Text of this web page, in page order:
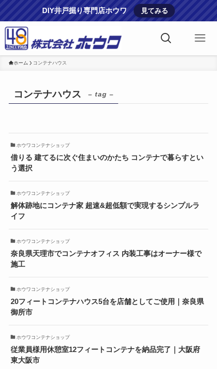
DIY井戸掘り専門店ホウワ 見てみる
ホーム コンテナハウス
コンテナハウス – tag –
ホウワコンテナショップ
借りる 建てるに次ぐ住まいのかたち コンテナで暮らすとい
う選択
ホウワコンテナショップ
解体跡地にコンテナ家 超速&超低額で実現するシンプルラ
イフ
ホウワコンテナショップ
奈良県天理市でコンテナオフィス 内装工事はオーナー様で
施工
ホウワコンテナショップ
20フィートコンテナハウス5台を店舗としてご使用｜奈良県
御所市
ホウワコンテナショップ
従業員様用休憩室12フィートコンテナを納品完了｜大阪府
東大阪市